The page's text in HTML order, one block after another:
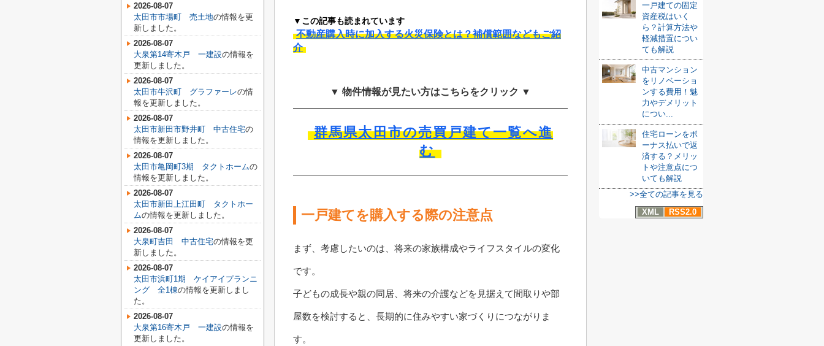
▼この記事も読まれています
不動産購入時に加入する火災保険とは？補償範囲などもご紹
介
▼ 物件情報が見たい方はこちらをクリック ▼
群馬県太田市の売買戸建て一覧へ進
む
一戸建てを購入する際の注意点
まず、考慮したいのは、将来の家族構成やライフスタイルの変化
です。
子どもの成長や親の同居、将来の介護などを見据えて間取りや部
屋数を検討すると、長期的に住みやすい家づくりにつながりま
す。
一戸建ての固定
資産税はいく
ら？計算方法や
軽減措置につい
ても解説
中古マンション
をリノベーショ
ンする費用！魅
力やデメリット
につい...
住宅ローンをボ
ーナス払いで返
済する？メリッ
トや注意点につ
いても解説
>>全ての記事を見る
XML
RSS2.0
2026-08-07
太田市市場町 売土地の情報を更
新しました。
2026-08-07
大泉第14寄木戸 一建設の情報を
更新しました。
2026-08-07
太田市牛沢町 グラファーレの情
報を更新しました。
2026-08-07
太田市新田市野井町 中古住宅の
情報を更新しました。
2026-08-07
太田市亀岡町3期 タクトホームの
情報を更新しました。
2026-08-07
太田市新田上江田町 タクトホー
ムの情報を更新しました。
2026-08-07
大泉町吉田 中古住宅の情報を更
新しました。
2026-08-07
太田市浜町1期 ケイアイプランニ
ング 全1棟の情報を更新しまし
た。
2026-08-07
大泉第16寄木戸 一建設の情報を
更新しました。